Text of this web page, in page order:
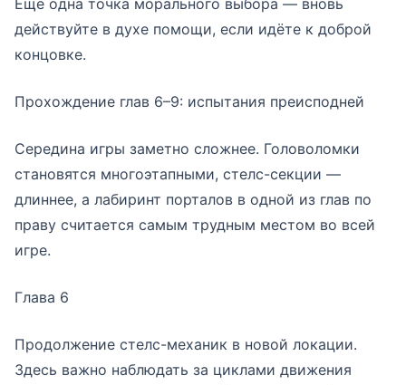
Ещё одна точка морального выбора — вновь
действуйте в духе помощи, если идёте к доброй
концовке.
Прохождение глав 6–9: испытания преисподней
Середина игры заметно сложнее. Головоломки
становятся многоэтапными, стелс-секции —
длиннее, а лабиринт порталов в одной из глав по
праву считается самым трудным местом во всей
игре.
Глава 6
Продолжение стелс-механик в новой локации.
Здесь важно наблюдать за циклами движения